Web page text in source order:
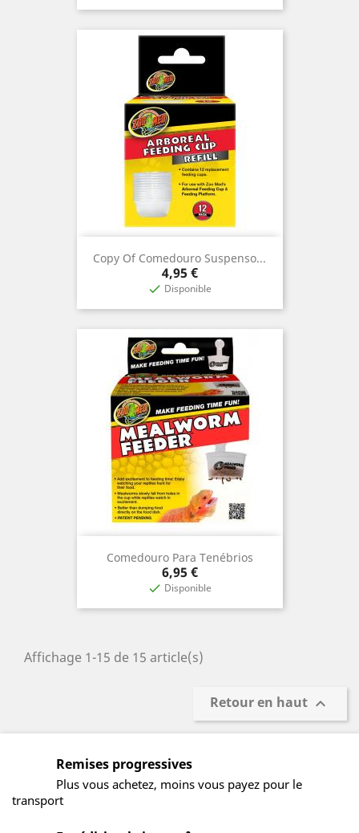
Copy Of Comedouro Suspenso...
Prix
4,95 €
 Disponible
Comedouro Para Tenébrios
Prix
6,95 €
 Disponible
Affichage 1-15 de 15 article(s)
Retour en haut 
Remises progressives
Plus vous achetez, moins vous payez pour le
transport